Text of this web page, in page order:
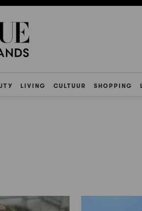
LIVING CULTUUR SHOPPING